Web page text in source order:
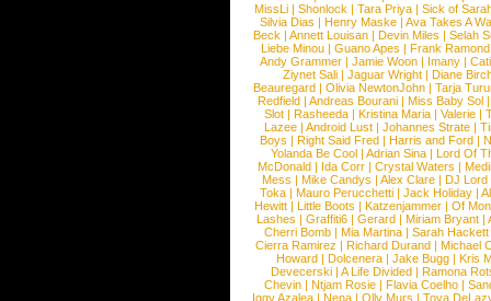
MissLi | Shonlock | Tara Priya | Sick of
Silvia Dias |Henry Maske |Ava Takes A
Beck |Annett Louisan |Devin Miles |Selah
Liebe Minou |Guano Apes |Frank Ramond
Andy Grammer |Jamie Woon | Imany |
Ziynet Sali |Jaguar Wright |Diane
Beauregard |Olivia NewtonJohn |Tarja
Redfield | Andreas Bourani | Miss Baby Sol
Slot | Rasheeda | Kristina Maria | Valerie |
Lazee | Android Lust | Johannes Strate |
Boys | Right Said Fred | Harris and Ford |
Yolanda Be Cool |Adrian Sina |Lord Of
McDonald | Ida Corr |Crystal Waters |
Mess | Mike Candys | Alex Clare | DJ Lord
Toka | Mauro Perucchetti | Jack Holiday |
Hewitt |Little Boots |Katzenjammer |Of
Lashes |Graffiti6 |Gerard |Miriam Bryant |
Cherri Bomb | Mia Martina | Sarah Hackett
Cierra Ramirez | Richard Durand | Michael
Howard |Dolcenera |Jake Bugg |Kris
Devecerski |A Life Divided |Ramona
Chevin |Ntjam Rosie |Flavia Coelho |
Iggy Azalea | Nena | Olly Murs | Toya